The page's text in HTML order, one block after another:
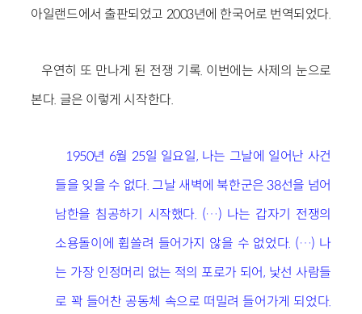
아일랜드에서 출판되었고 2003년에 한국어로 번역되었다.
우연히 또 만나게 된 전쟁 기록. 이번에는 사제의 눈으로
본다. 글은 이렇게 시작한다.
1950년 6월 25일 일요일, 나는 그날에 일어난 사건
들을 잊을 수 없다. 그날 새벽에 북한군은 38선을 넘어
남한을 침공하기 시작했다. (…) 나는 갑자기 전쟁의
소용돌이에 휩쓸려 들어가지 않을 수 없었다. (…) 나
는 가장 인정머리 없는 적의 포로가 되어, 낯선 사람들
로 꽉 들어찬 공동체 속으로 떠밀려 들어가게 되었다.